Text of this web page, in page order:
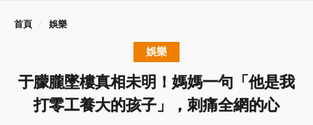
首頁 娛樂
娛樂
于朦朧墜樓真相未明！媽媽一句「他是我
打零工養大的孩子」，刺痛全網的心